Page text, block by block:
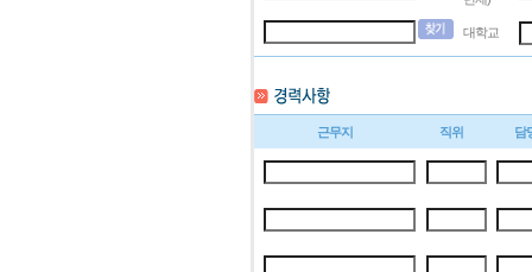
대학교
근무지 직위 담